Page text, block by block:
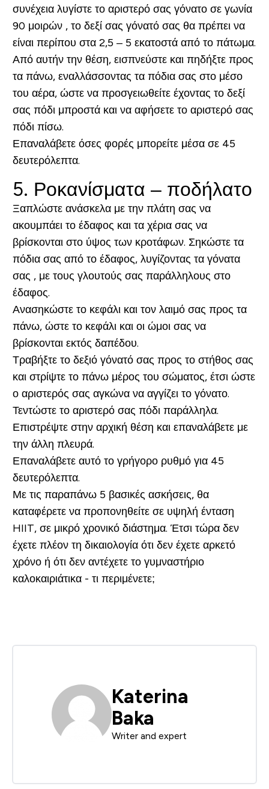
συνέχεια λυγίστε το αριστερό σας γόνατο σε γωνία
90 μοιρών , το δεξί σας γόνατό σας θα πρέπει να
είναι περίπου στα 2,5 – 5 εκατοστά από το πάτωμα.
Από αυτήν την θέση, εισπνεύστε και πηδήξτε προς
τα πάνω, εναλλάσσοντας τα πόδια σας στο μέσο
του αέρα, ώστε να προσγειωθείτε έχοντας το δεξί
σας πόδι μπροστά και να αφήσετε το αριστερό σας
πόδι πίσω.
Επαναλάβετε όσες φορές μπορείτε μέσα σε 45
δευτερόλεπτα.
5. Ροκανίσματα – ποδήλατο
Ξαπλώστε ανάσκελα με την πλάτη σας να
ακουμπάει το έδαφος και τα χέρια σας να
βρίσκονται στο ύψος των κροτάφων. Σηκώστε τα
πόδια σας από το έδαφος, λυγίζοντας τα γόνατα
σας , με τους γλουτούς σας παράλληλους στο
έδαφος.
Ανασηκώστε το κεφάλι και τον λαιμό σας προς τα
πάνω, ώστε το κεφάλι και οι ώμοι σας να
βρίσκονται εκτός δαπέδου.
Τραβήξτε το δεξιό γόνατό σας προς το στήθος σας
και στρίψτε το πάνω μέρος του σώματος, έτσι ώστε
ο αριστερός σας αγκώνα να αγγίζει το γόνατο.
Τεντώστε το αριστερό σας πόδι παράλληλα.
Επιστρέψτε στην αρχική θέση και επαναλάβετε με
την άλλη πλευρά.
Επαναλάβετε αυτό το γρήγορο ρυθμό για 45
δευτερόλεπτα.
Με τις παραπάνω 5 βασικές ασκήσεις, θα
καταφέρετε να προπονηθείτε σε υψηλή ένταση
HIIT, σε μικρό χρονικό διάστημα. Έτσι τώρα δεν
έχετε πλέον τη δικαιολογία ότι δεν έχετε αρκετό
χρόνο ή ότι δεν αντέχετε το γυμναστήριο
καλοκαιριάτικα - τι περιμένετε;
Katerina
Baka
Writer and expert